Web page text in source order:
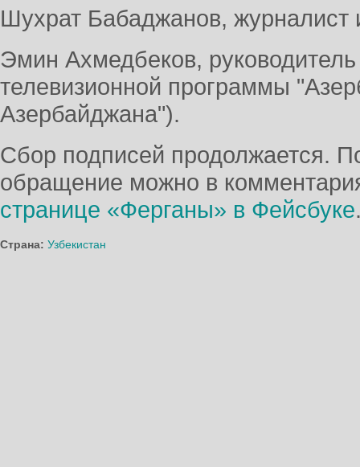
Шухрат Бабаджанов, журналист
Эмин Ахмедбеков,
телевизионной программы
Азербайджана").
Сбор подписей продолжается.
обращение можно в
странице «Ферганы» в Фейсбуке
Страна: Узбекистан